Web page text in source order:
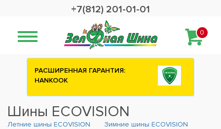
+7(812) 201-01-01
0
РАСШИРЕННАЯ ГАРАНТИЯ:
HANKOOK
Шины ECOVISION
Летние шины ECOVISION Зимние шины ECOVISION